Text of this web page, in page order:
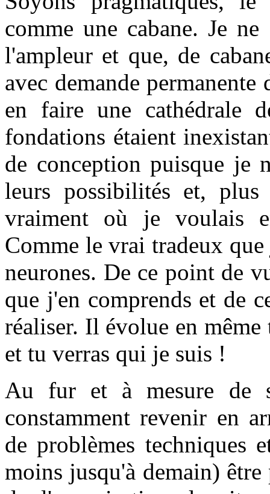
comme une cabane. Je
l'ampleur et que, de
avec demande
en faire une cathédrale
fondations étaient
de conception puisque je
leurs possibilités et,
vraiment où je voulais
Comme le vrai tradeux
neurones. De ce point de
que j'en comprends et de
réaliser. Il évolue en
et tu verras qui je suis !
Au fur et à mesure de
constamment revenir en
de problèmes techniques
moins jusqu'à demain) être